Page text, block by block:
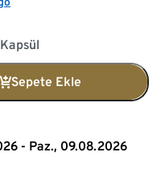
Sepete Ekle
- Paz., 09.08.2026